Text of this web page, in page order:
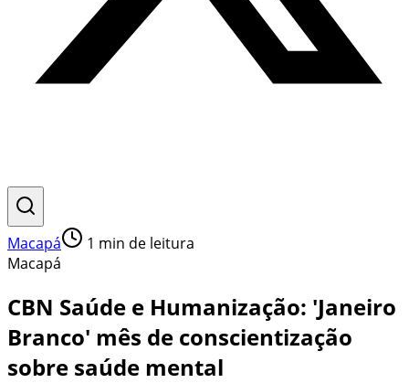
Macapá 1 min de leitura
Macapá
CBN Saúde e Humanização: 'Janeiro
Branco' mês de conscientização
sobre saúde mental